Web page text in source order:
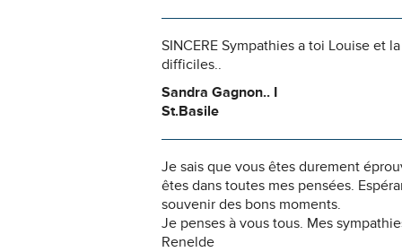
SINCERE Sympathies a toi Louise et
difficiles..
Sandra Gagnon.. I
St.Basile
Je sais que vous êtes durement
êtes dans toutes mes pensées.
souvenir des bons moments.
Je penses à vous tous. Mes
Renelde